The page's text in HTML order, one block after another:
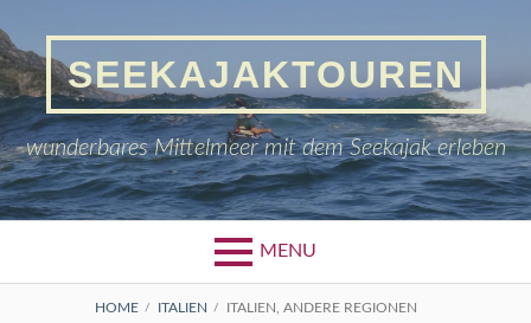
to
contentSEEKAJAKTOUREN
wunderbares Mittelmeer mit dem Seekajak erleben
MENU
HOME ITALIEN ITALIEN, ANDERE REGIONEN